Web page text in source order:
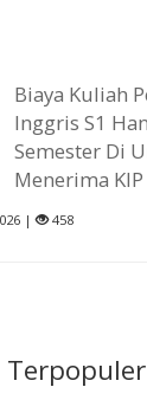
Biaya Kuliah
Inggris S1
Semester Di
Menerima
| 458